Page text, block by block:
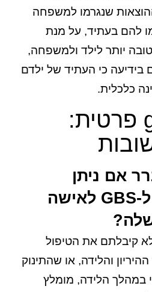
שנגרמו למשפחה
להם בעתיד, על מנת
יותר לילד ולמשפחה,
בידיעה כי העתיד של ילדם
כלכלית.
בדיקת gbs פרטית:
אם ניתן
הטיפול הנכון ל-GBS לאישה
קיבלתם את הטיפול
והלידה, או שהתינוק
במהלך הלידה, מומלץ